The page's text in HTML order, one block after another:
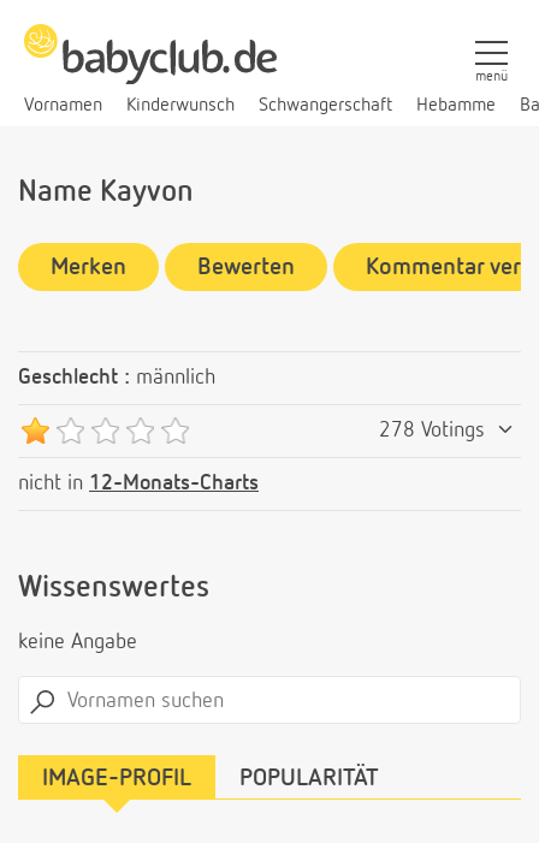
Vornamen Kinderwunsch Schwangerschaft Hebamme
menü
Name Kayvon
Merken Bewerten Kommentar
Geschlecht : männlich
278 Votings
nicht in 12-Monats-Charts
Wissenswertes
keine Angabe
IMAGE-PROFIL POPULARITÄT